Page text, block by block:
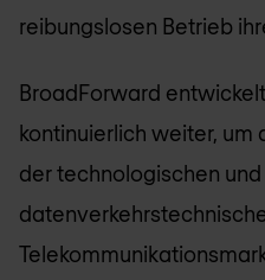
reibungslosen Betrieb
BroadForward
kontinuierlich weiter, um
der technologischen und